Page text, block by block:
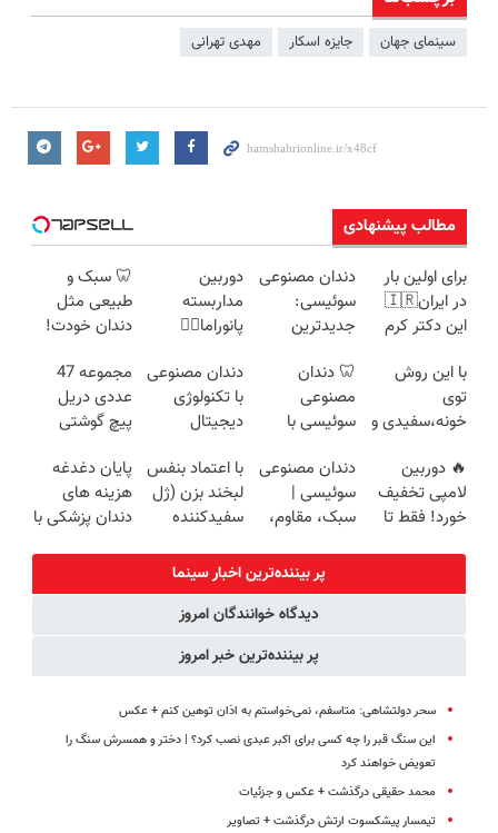
سینمای جهان جایزه اسکار مهدی تهرانی
مطالب پیشنهادی
برای اولین بار
در ایران🇮🇷
این دکتر کرم
روزه ساخت!
دندان مصنوعی
سوئیسی:
جدیدترین
سبک و مقاوم |
پرداخت قسطی
دوربین
مداربسته
پانوراما👈🏻
360°و سازگار با
اندروید و ios
🦷 سبک و
طبیعی مثل
دندان خودت!
پرداخت
اقساطی 💳 📍
تهران
با این روش
توی
خونه،سفیدی و
برگردون
(40%off)
🦷 دندان
مصنوعی
سوئیسی با
دیجیتال |
قسط |📍 تهران
دندان مصنوعی
با تکنولوژی
دیجیتال
مجموعه 47
عددی دریل
پیچ گوشتی
به مدت
محدود)
🔥 دوربین
لامپی تخفیف
خورد! فقط تا
دندان مصنوعی
سوئیسی |
سبک، مقاوم،
رایگان+پرداخت
اقساطی😍
با اعتماد بنفس
لبخند بزن (ژل
سفیدکننده
پایان دغدغه
هزینه های
دندان پزشکی با
پر بیننده‌ترین اخبار سینما
دیدگاه خوانندگان امروز
پر بیننده‌ترین خبر امروز
سحر دولتشاهی: متاسفم، نمی‌خواستم به اذان توهین کنم +‌ عکس
این سنگ قبر را چه کسی برای اکبر عبدی نصب کرد؟ | دختر و همسرش سنگ را
تعویض خواهند کرد
محمد حقیقی درگذشت + عکس و جزئیات
تیمسار پیشکسوت ارتش درگذشت + تصاویر